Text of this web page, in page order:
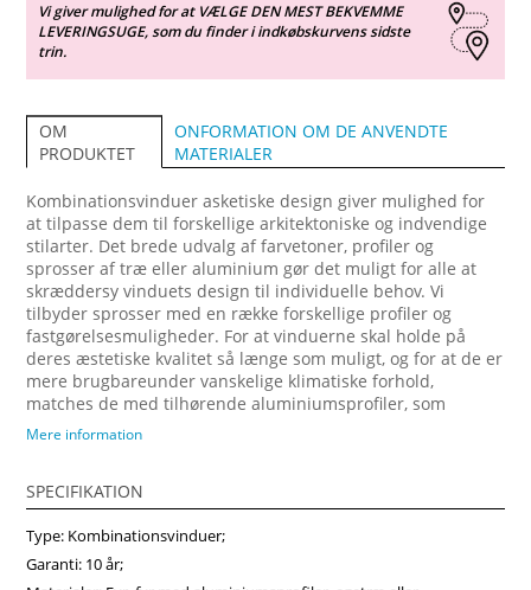
Vi giver mulighed for at VÆLGE DEN MEST BEKVEMME
LEVERINGSUGE, som du finder i indkøbskurvens sidste
trin.
OM
PRODUKTET
ONFORMATION OM DE ANVENDTE
MATERIALER
Kombinationsvinduer asketiske design giver mulighed for
at tilpasse dem til forskellige arkitektoniske og indvendige
stilarter. Det brede udvalg af farvetoner, profiler og
sprosser af træ eller aluminium gør det muligt for alle at
skræddersy vinduets design til individuelle behov. Vi
tilbyder sprosser med en række forskellige profiler og
fastgørelsesmuligheder. For at vinduerne skal holde på
deres æstetiske kvalitet så længe som muligt, og for at de er
mere brugbareunder vanskelige klimatiske forhold,
matches de med tilhørende aluminiumsprofiler, som
fastgøres på ydersiden. Forvandl dit hjem med vores
at vælge vores produkter fra midten af træ, som vil sikre
større produktstabilitet, holdbarhed og i høj grad forlænge
produktets levetid. Køb vinduer i Vinduerpro onlinebutik til
billige priser. Vi sikrer høj kombinationsvindue kvalitet og
hurtig levering.
Mere information
SPECIFIKATION
Type: Kombinationsvinduer;
Garanti: 10 år;